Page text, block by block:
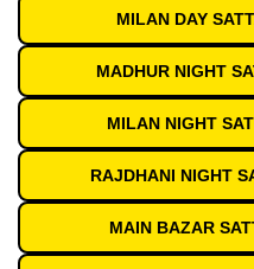
MILAN DAY
MADHUR NIGHT
MILAN NIGHT
RAJDHANI NIGHT
MAIN BAZAR